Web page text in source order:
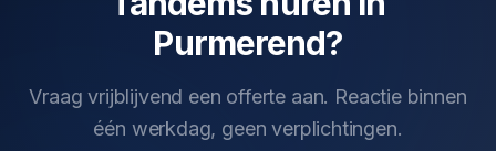
Purmerend?
Vraag vrijblijvend een offerte aan. Reactie binnen
één werkdag, geen verplichtingen.